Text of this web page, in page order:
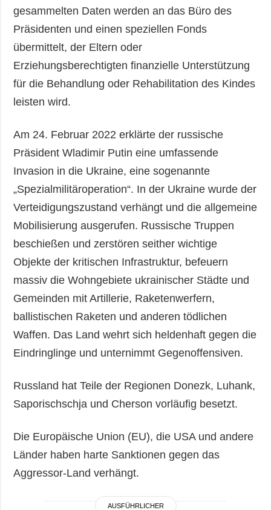
gesammelten Daten werden an das Büro des
Präsidenten und einen speziellen Fonds
übermittelt, der Eltern oder
Erziehungsberechtigten finanzielle Unterstützung
für die Behandlung oder Rehabilitation des Kindes
leisten wird.
Am 24. Februar 2022 erklärte der russische
Präsident Wladimir Putin eine umfassende
Invasion in die Ukraine, eine sogenannte
„Spezialmilitäroperation“. In der Ukraine wurde der
Verteidigungszustand verhängt und die allgemeine
Mobilisierung ausgerufen. Russische Truppen
beschießen und zerstören seither wichtige
Objekte der kritischen Infrastruktur, befeuern
massiv die Wohngebiete ukrainischer Städte und
Gemeinden mit Artillerie, Raketenwerfern,
ballistischen Raketen und anderen tödlichen
Waffen. Das Land wehrt sich heldenhaft gegen die
Eindringlinge und unternimmt Gegenoffensiven.
Russland hat Teile der Regionen Donezk, Luhank,
Saporischschja und Cherson vorläufig besetzt.
Die Europäische Union (EU), die USA und andere
Länder haben harte Sanktionen gegen das
Aggressor-Land verhängt.
AUSFÜHRLICHER